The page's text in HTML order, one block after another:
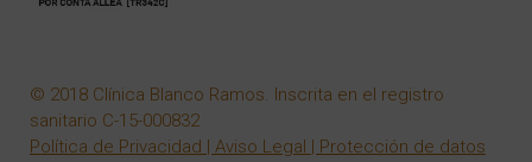
© 2018 Clínica Blanco Ramos. Inscrita en el registro
sanitario C-15-000832
Política de Privacidad | Aviso Legal | Protección de datos